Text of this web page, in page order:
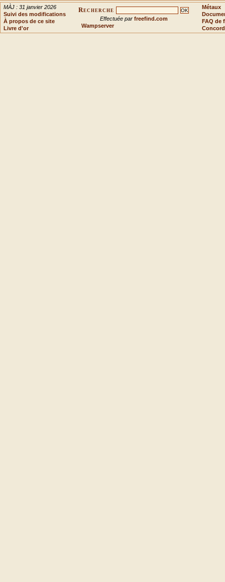
MÀJ : 31 janvier 2026
Suivi des modifications
À propos de ce site
Livre d'or
Recherche
Effectuée par freefind.com
Wampserver
Métaux
FAQ de